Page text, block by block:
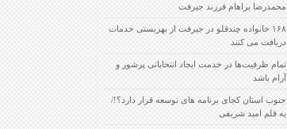
محمدرضا براهام فرزند جیرفت
۱۶۸ خانواده چندقلو در جیرفت از بهزیستی خدمات
دریافت می کنند
تمام ظرفیت‌ها در خدمت ایجاد انتخاباتی پرشور و
آرام باشد
جنوب استان کجای برنامه های توسعه قرار دارد؟!/
به قلم امید شریفی